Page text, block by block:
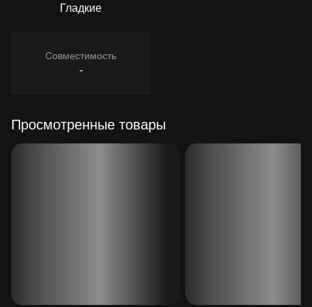
Гладкие
Совместимость
-
Просмотренные товары